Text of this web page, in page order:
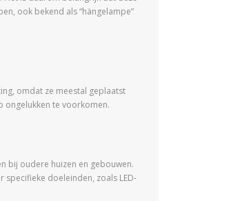
ook bekend als “hängelampe”
omdat ze meestal geplaatst
ongelukken te voorkomen.
bij oudere huizen en gebouwen.
doeleinden, zoals LED-